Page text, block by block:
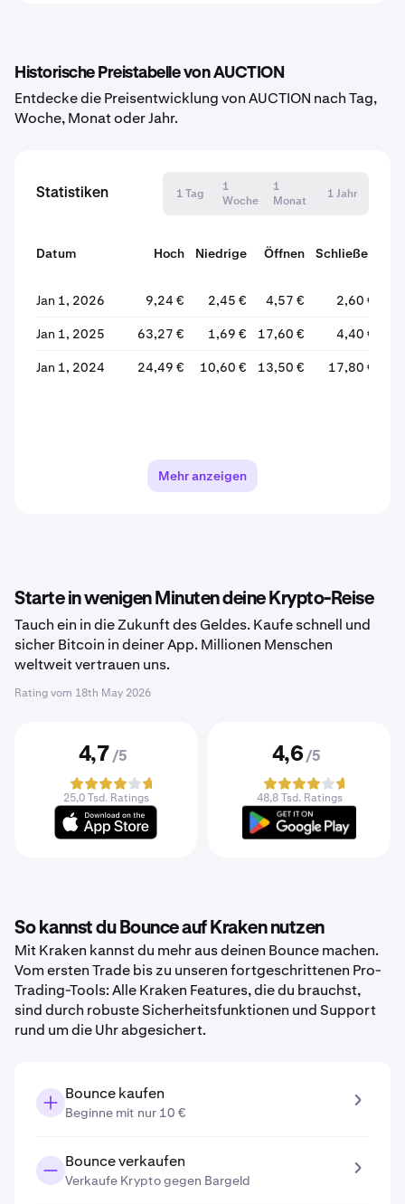
Historische Preistabelle von AUCTION
Entdecke die Preisentwicklung von AUCTION nach Tag,
Woche, Monat oder Jahr.
Statistiken 1 Tag
1
Woche
1
Monat
1 Jahr
Datum Hoch Niedrige Öffnen
Schließen
Jan 1, 2026
9,24 € 2,45 € 4,57 € 2,60 €
Jan 1, 2025 63,27 € 1,69 € 17,60 € 4,40 €
Jan 1, 2024 24,49 € 10,60 € 13,50 € 17,80 €
Mehr anzeigen
Starte in wenigen Minuten deine Krypto-Reise
Tauch ein in die Zukunft des Geldes. Kaufe schnell und
sicher Bitcoin in deiner App. Millionen Menschen
weltweit vertrauen uns.
Rating vom 18th May 2026
4,7 /5
25,0 Tsd. Ratings
4,6 /5
48,8 Tsd. Ratings
So kannst du Bounce auf Kraken nutzen
Mit Kraken kannst du mehr aus deinen Bounce machen.
Vom ersten Trade bis zu unseren fortgeschrittenen Pro-
Trading-Tools: Alle Kraken Features, die du brauchst,
sind durch robuste Sicherheitsfunktionen und Support
rund um die Uhr abgesichert.
Bounce kaufen
Beginne mit nur 10 €
Bounce verkaufen
Verkaufe Krypto gegen Bargeld